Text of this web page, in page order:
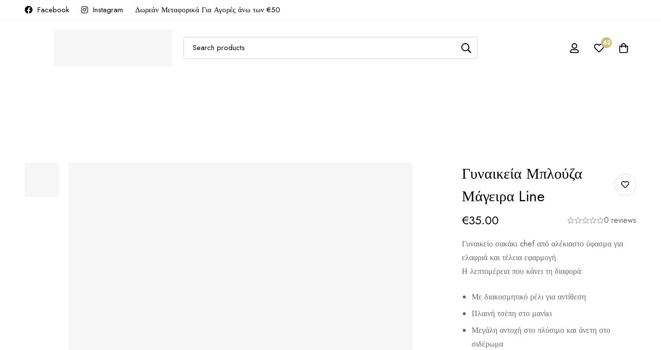
Facebook Instagram Δωρεάν Μεταφορικά Για Αγορές άνω των €50
62
Γυναικεία Μπλούζα
Μάγειρα Line
€35.00 0 reviews
Γυναικείο σακάκι chef από αλέκιαστο ύφασμα για
ελαφριά και τέλεια εφαρμογή.
Η λεπτομέρεια που κάνει τη διαφορά:
Με διακοσμητικό ρέλι για αντίθεση
Πλαινή τσέπη στο μανίκι
Μεγάλη αντοχή στο πλύσιμο και άνετη στο
σιδέρωμα